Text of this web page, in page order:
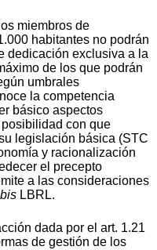
miembros de
habitantes no podrán
dedicación exclusiva a la
de los que podrán
umbrales
la competencia
básico aspectos
con que
legislación básica (STC
y racionalización
el precepto
a las consideraciones
bis LBRL.
dada por el art. 1.21
de gestión de los